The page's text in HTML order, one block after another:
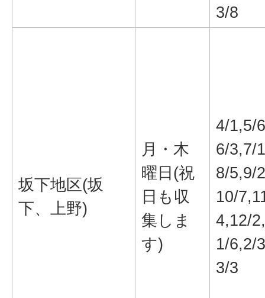
3/8
坂下地区(坂
下、上野)
月・木
曜日(祝
日も収
集しま
す)
4/1,5/
6/3,7/
8/5,9/
10/
4,12/2,
1/6,2/
3/3